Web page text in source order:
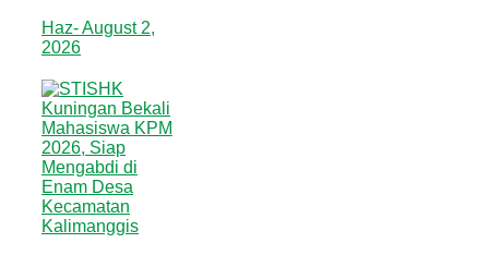
Haz- August 2,
2026